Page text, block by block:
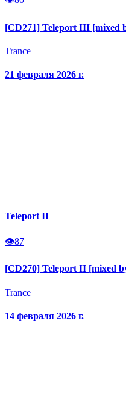
[CD271] Teleport III [mixed
Trance
21 февраля 2026 г.
Teleport II
👁87
[CD270] Teleport II [mixed
Trance
14 февраля 2026 г.